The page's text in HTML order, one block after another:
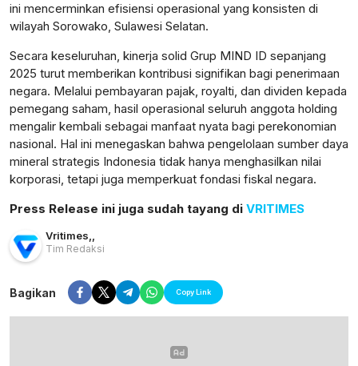
ini mencerminkan efisiensi operasional yang konsisten di
wilayah Sorowako, Sulawesi Selatan.
Secara keseluruhan, kinerja solid Grup MIND ID sepanjang
2025 turut memberikan kontribusi signifikan bagi penerimaan
negara. Melalui pembayaran pajak, royalti, dan dividen kepada
pemegang saham, hasil operasional seluruh anggota holding
mengalir kembali sebagai manfaat nyata bagi perekonomian
nasional. Hal ini menegaskan bahwa pengelolaan sumber daya
mineral strategis Indonesia tidak hanya menghasilkan nilai
korporasi, tetapi juga memperkuat fondasi fiskal negara.
Press Release ini juga sudah tayang di VRITIMES
Vritimes
Tim Redaksi
Bagikan Copy Link